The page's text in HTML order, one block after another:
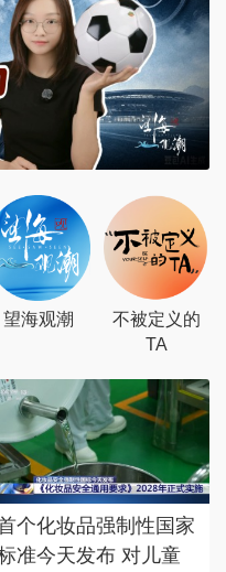
望海观潮
不被定义的
TA
个化妆品强制性国家
准今天发布 对儿童